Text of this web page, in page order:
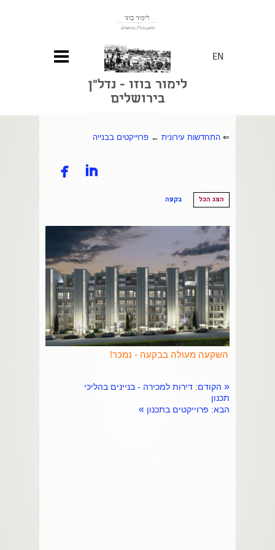
לימור בוזו - נדל"ן
בירושלים
EN
⇐ התחדשות עירונית ← פרוייקטים בבנייה
 
הצג הכל בקעה
השקעה מעולה בבקעה - נמכר!
« הקודם: דירות למכירה - בניינים בהליכי
תכנון
הבא: פרוייקטים בתכנון »